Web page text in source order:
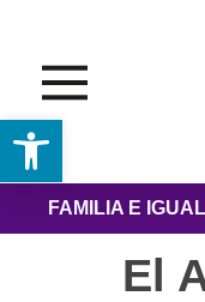
Abrir barra
FAMILIA E
El